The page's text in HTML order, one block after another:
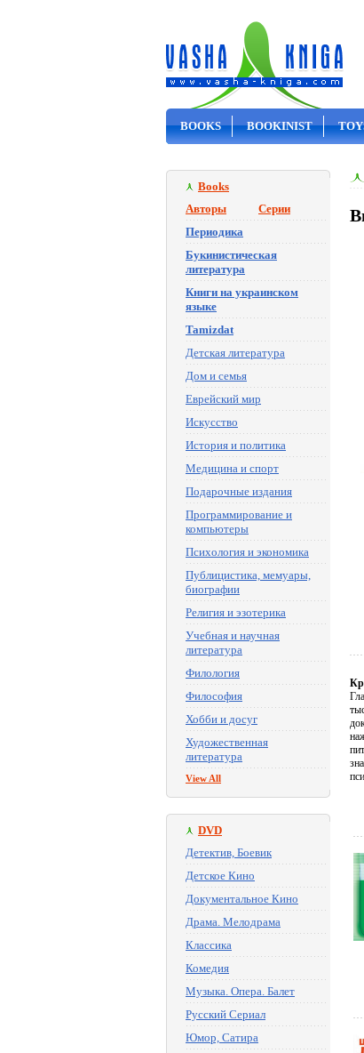
BOOKS BOOKINIST
Books
Авторы
Серии
Периодика
Букинистическая
литература
Книги на украинском
языке
Tamizdat
Детская литература
Дом и семья
Еврейский мир
Искусство
История и политика
Медицина и спорт
Подарочные издания
Программирование и
компьютеры
Психология и экономика
Публицистика, мемуары,
биографии
Религия и эзотерика
Учебная и научная
литература
Филология
Философия
Хобби и досуг
Художественная
литература
View All
DVD
Детектив, Боевик
Детское Кино
Документальное Кино
Драма. Мелодрама
Классика
Комедия
Музыка. Опера. Балет
Русский Сериал
Юмор, Сатира